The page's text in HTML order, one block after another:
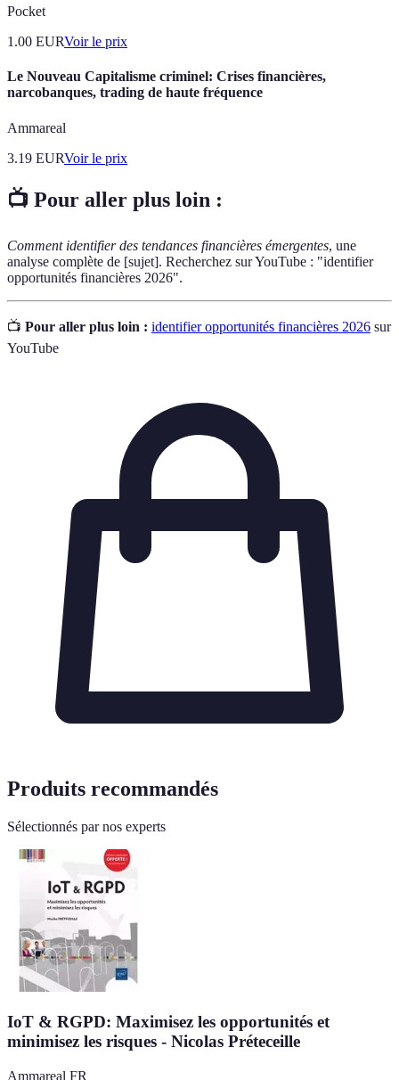
Pocket
1.00 EURVoir le prix
Le Nouveau Capitalisme criminel: Crises financières,
narcobanques, trading de haute fréquence
Ammareal
3.19 EURVoir le prix
📺 Pour aller plus loin :
Comment identifier des tendances financières émergentes, une
analyse complète de [sujet]. Recherchez sur YouTube : "identifier
opportunités financières 2026".
📺 Pour aller plus loin : identifier opportunités financières 2026 sur
YouTube
Produits recommandés
Sélectionnés par nos experts
IoT & RGPD: Maximisez les opportunités et
minimisez les risques - Nicolas Préteceille
Ammareal FR